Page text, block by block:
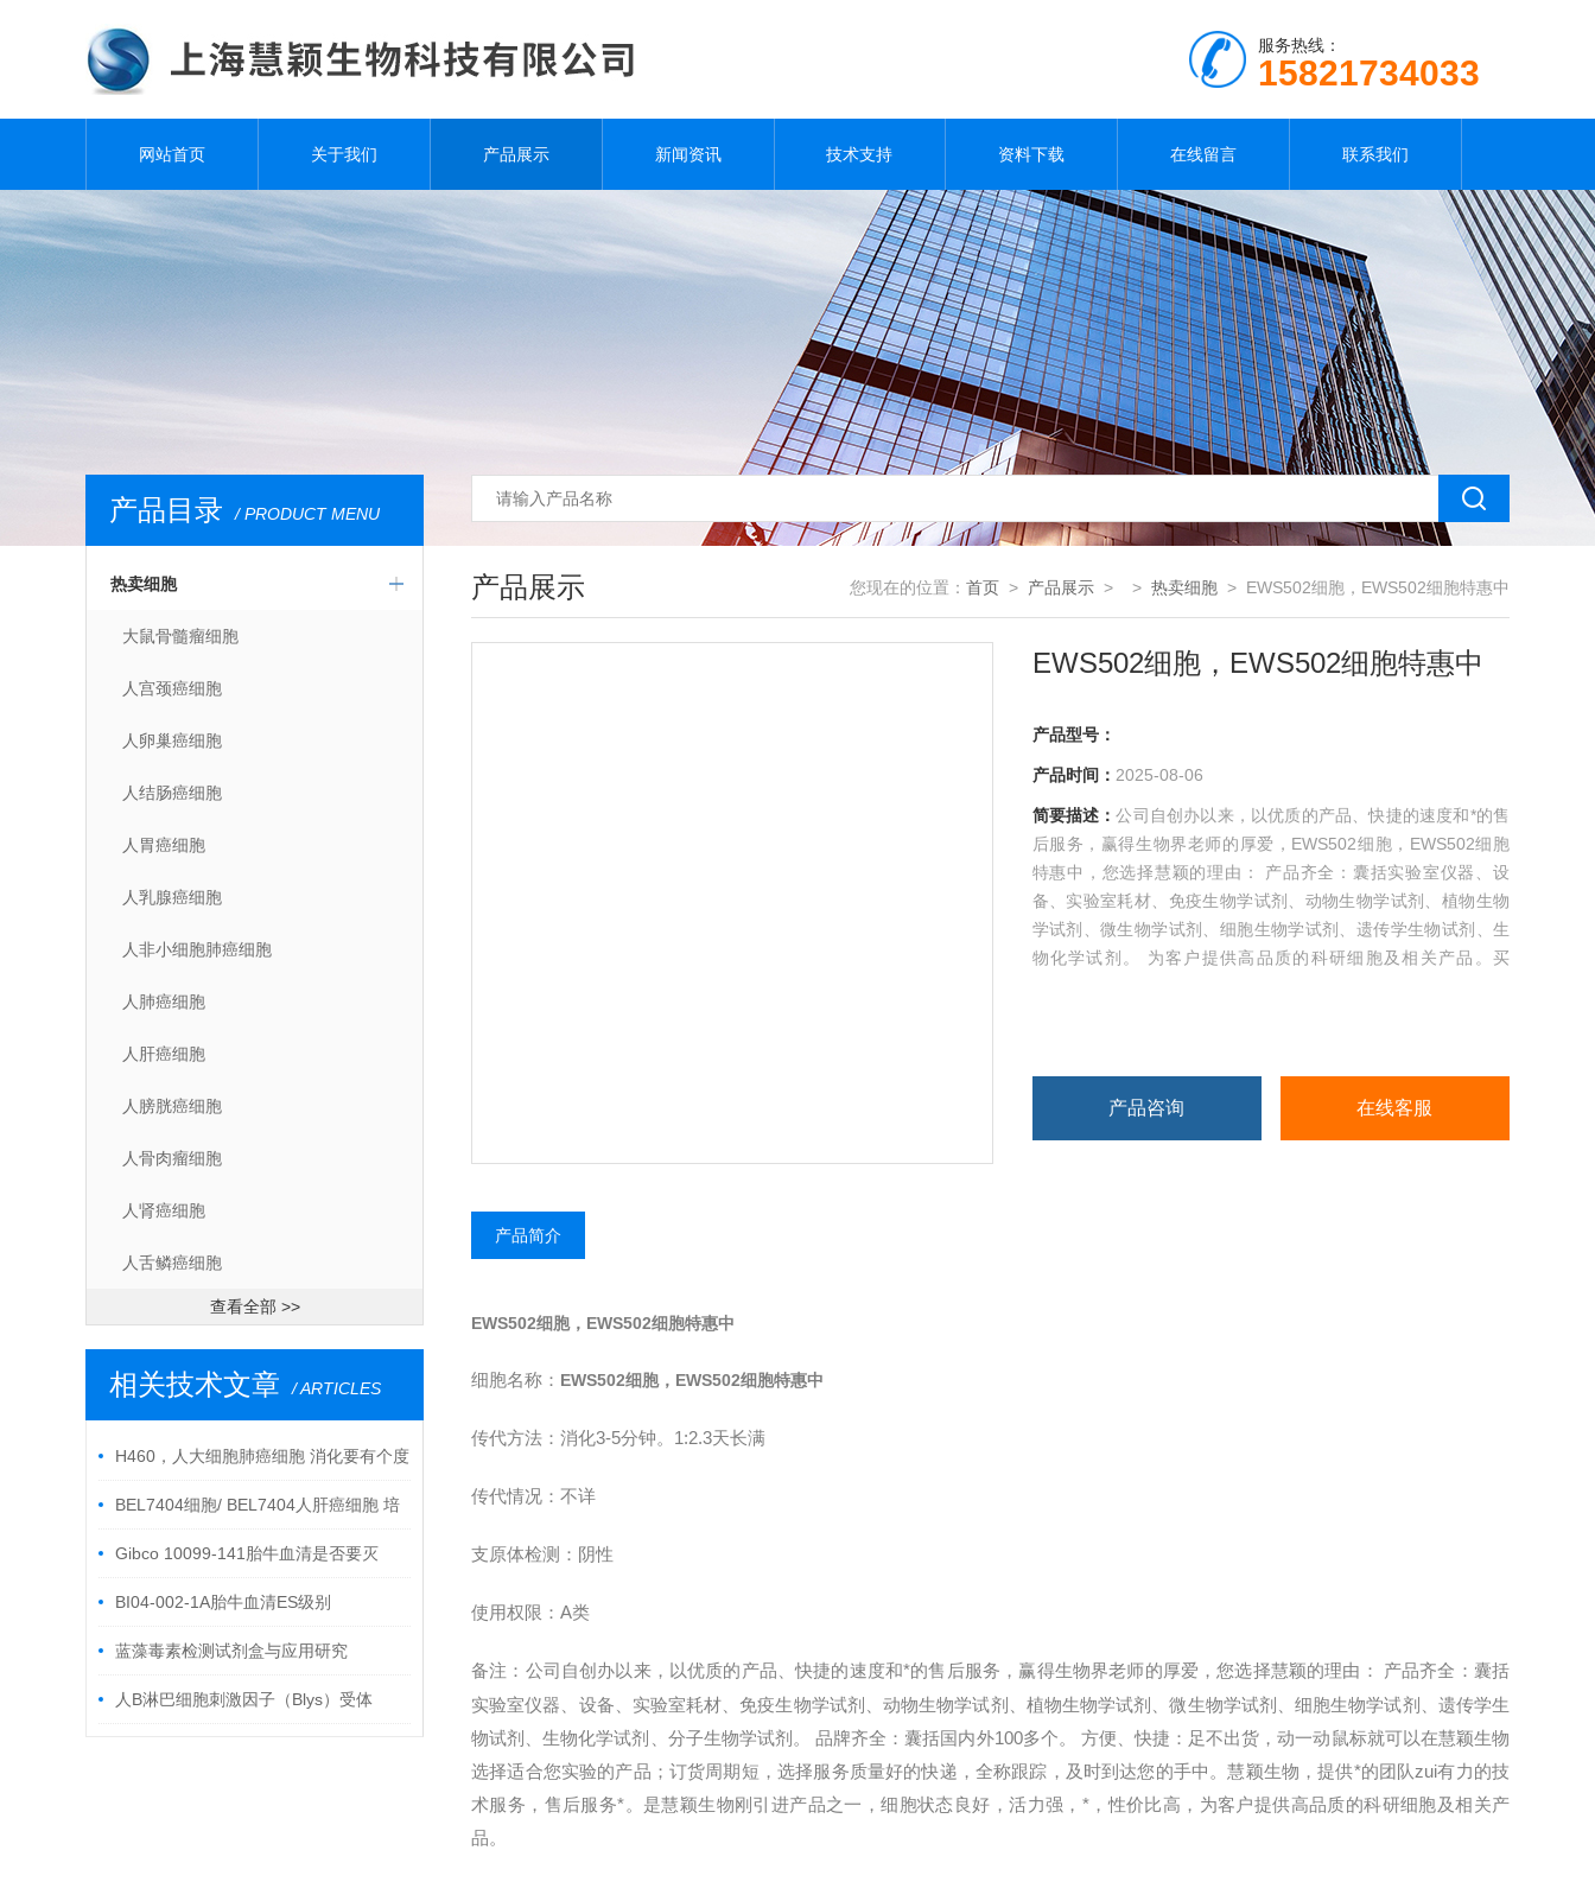
服务热线：
15821734033
网站首页 关于我们 产品展示 新闻资讯 技术支持 资料下载 在线留言 联系我们
产品目录 / PRODUCT MENU
热卖细胞
大鼠骨髓瘤细胞
人宫颈癌细胞
人卵巢癌细胞
人结肠癌细胞
人胃癌细胞
人乳腺癌细胞
人非小细胞肺癌细胞
人肺癌细胞
人肝癌细胞
人膀胱癌细胞
人骨肉瘤细胞
人肾癌细胞
人舌鳞癌细胞
查看全部 >>
相关技术文章 / ARTICLES
H460，人大细胞肺癌细胞 消化要有个度
BEL7404细胞/ BEL7404人肝癌细胞 培
养步骤
Gibco 10099-141胎牛血清是否要灭
活？BI04-002-1A胎牛血清ES级别
蓝藻毒素检测试剂盒与应用研究
人B淋巴细胞刺激因子（Blys）受体
产品展示 您现在的位置： 首页 > 产品展示 > > 热卖细胞 > EWS502细胞，EWS502细胞特惠中
EWS502细胞，EWS502细胞特惠中
产品型号：
产品时间： 2025-08-06
简要描述：公司自创办以来，以优质的产品、快捷的速度和*的售
后服务，赢得生物界老师的厚爱，EWS502细胞，EWS502细胞
特惠中，您选择慧颖的理由： 产品齐全：囊括实验室仪器、设
备、实验室耗材、免疫生物学试剂、动物生物学试剂、植物生物
学试剂、微生物学试剂、细胞生物学试剂、遗传学生物试剂、生
物化学试剂。 为客户提供高品质的科研细胞及相关产品。买
产品咨询 在线客服
产品简介
EWS502细胞，EWS502细胞特惠中
细胞名称： EWS502细胞，EWS502细胞特惠中
传代方法：消化3-5分钟。 1:2.3天长满
传代情况：不详
支原体检测：阴性
使用权限： A类
备注： 公司自创办以来，以优质的产品、快捷的速度和*的售后服务，赢得生物界老师的厚爱，您选择慧颖的理由： 产品齐全：囊括
实验室仪器、设备、实验室耗材、免疫生物学试剂、动物生物学试剂、植物生物学试剂、微生物学试剂、细胞生物学试剂、遗传学生
物试剂、生物化学试剂、分子生物学试剂。 品牌齐全：囊括国内外100多个。 方便、快捷：足不出货，动一动鼠标就可以在慧颖生物
选择适合您实验的产品；订货周期短，选择服务质量好的快递，全称跟踪，及时到达您的手中。慧颖生物，提供*的团队zui有力的技
术服务，售后服务*。是慧颖生物刚引进产品之一，细胞状态良好，活力强，*，性价比高，为客户提供高品质的科研细胞及相关产
品。